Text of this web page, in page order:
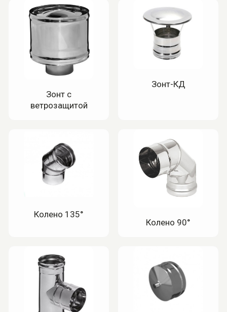
Зонт с
ветрозащитой
Зонт-КД
Колено 135°
Колено 90°